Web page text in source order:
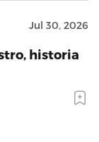
Jul 30, 2026
historia